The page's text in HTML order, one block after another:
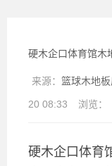
硬木企口体育馆木
来源： 篮球木地
20 08:33 浏览：
硬木企口体育